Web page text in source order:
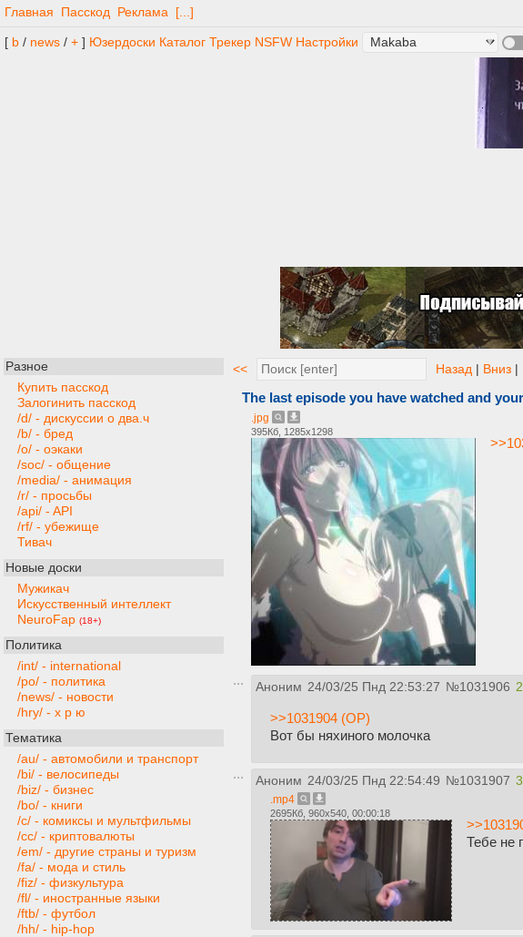
Главная Пасскод Реклама [...]
[ b / news / + ] Юзердоски Каталог Трекер NSFW Настройки
Разное
Купить пасскод
Залогинить пасскод
/d/ - дискуссии о два.ч
/b/ - бред
/o/ - оэкаки
/soc/ - общение
/media/ - анимация
/r/ - просьбы
/api/ - API
/rf/ - убежище
Тивач
Новые доски
Мужикач
Искусственный интеллект
NeuroFap (18+)
Политика
/int/ - international
/po/ - политика
/news/ - новости
/hry/ - х р ю
Тематика
/au/ - автомобили и транспорт
/bi/ - велосипеды
/biz/ - бизнес
/bo/ - книги
/c/ - комиксы и мультфильмы
/cc/ - криптовалюты
/em/ - другие страны и туризм
/fa/ - мода и стиль
/fiz/ - физкультура
/fl/ - иностранные языки
/ftb/ - футбол
/hh/ - hip-hop
<< Назад | Вниз |
The last episode you have watched and
.jpg
395Кб, 1285x1298
Аноним 24/03/25 Пнд 22:53:27 №1031906 2
>>1031904 (OP)
Вот бы няхиного молочка
Аноним 24/03/25 Пнд 22:54:49 №1031907 3
.mp4
2695Кб, 960x540, 00:00:18
Тебе не